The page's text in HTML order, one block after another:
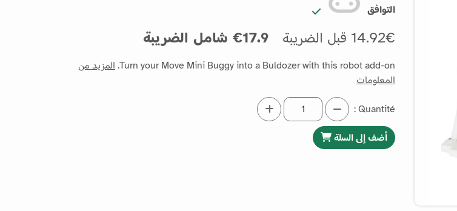
التوافق
14.92€ قبل الضريبة 17.9€ شامل الضريبة
Turn your Move Mini Buggy into a Buldozer with this robot add-on. المزيد من
المعلومات
Quantité :
أضف إلى السلة